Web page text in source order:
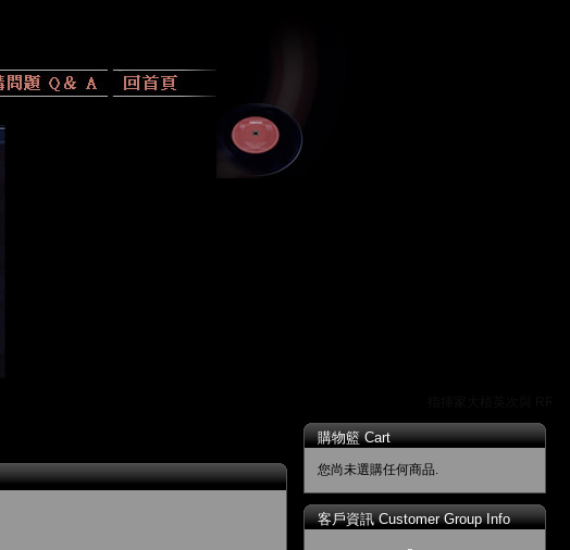
購物籃 Cart
您尚未選購任何商品.
客戶資訊 Customer Group Info